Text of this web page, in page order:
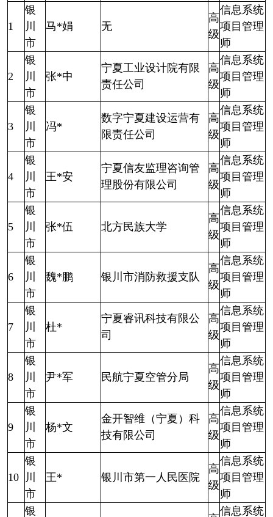
1
银
川
市
马*娟 无
高
级
信息系统
项目管理
师
2
银
川
市
张*中
宁夏工业设计院有限
责任公司
高
级
信息系统
项目管理
师
3
银
川
市
冯*
数字宁夏建设运营有
限责任公司
高
级
信息系统
项目管理
师
4
银
川
市
王*安
宁夏信友监理咨询管
理股份有限公司
高
级
信息系统
项目管理
师
5
银
川
市
张*伍 北方民族大学
高
级
信息系统
项目管理
师
6
银
川
市
魏*鹏 银川市消防救援支队
高
级
信息系统
项目管理
师
7
银
川
市
杜*
宁夏睿讯科技有限公
司
高
级
信息系统
项目管理
师
8
银
川
市
尹*军 民航宁夏空管分局
高
级
信息系统
项目管理
师
9
银
川
市
杨*文
金开智维（宁夏）科
技有限公司
高
级
信息系统
项目管理
师
10
银
川
市
王* 银川市第一人民医院
高
级
信息系统
项目管理
师
银
信息系统